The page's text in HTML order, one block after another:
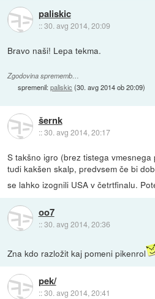
paliskic
::30. avg 2014, 20:09
Bravo naši! Lepa tekma.
Zgodovina sprememb…
spremenil:paliskic (30. avg 2014 ob 20:09)
šernk
::30. avg 2014, 20:17
S takšno igro (brez tistega
tudi kakšen skalp, predvsem če bi
se lahko izognili USA v četrtfinalu.
oo7
::30. avg 2014, 20:36
Zna kdo razložit kaj pomeni pikenrol
pek/
::30. avg 2014, 20:41